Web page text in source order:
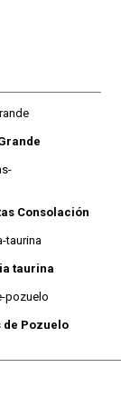
Consolación
taurina
de Pozuelo